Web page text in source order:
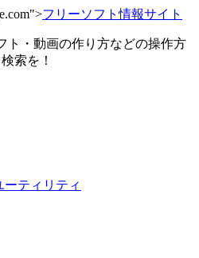
フリーソフト情報サイト
ト・動画の作り方などの操作方
索を！
ーティリティ